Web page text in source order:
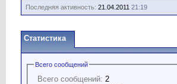
Последняя активность: 21.04.2011 21:19
Статистика
Всего сообщений
Всего сообщений: 2